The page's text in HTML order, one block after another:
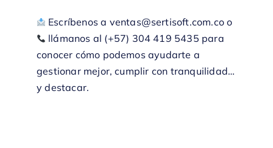
Escríbenos a ventas@sertisoft.com.co o
llámanos al (+57) 304 419 5435 para
conocer cómo podemos ayudarte a
gestionar mejor, cumplir con tranquilidad…
y destacar.